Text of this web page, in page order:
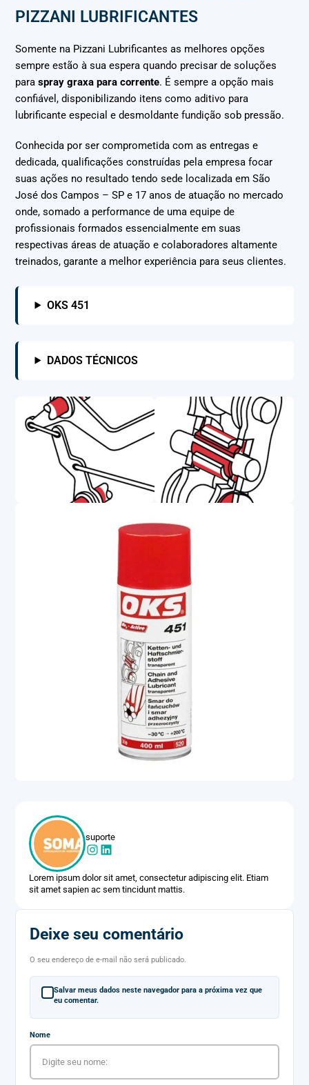
PIZZANI LUBRIFICANTES
Somente na Pizzani Lubrificantes as melhores opções
sempre estão à sua espera quando precisar de soluções
paraspray graxa para corrente. É sempre a opção mais
confiável, disponibilizando itens como aditivo para
lubrificante especial e desmoldante fundição sob pressão.
Conhecida por ser comprometida com as entregas e
dedicada, qualificações construídas pela empresa focar
suas ações no resultado tendo sede localizada em São
José dos Campos – SP e 17 anos de atuação no mercado
onde, somado a performance de uma equipe de
profissionais formados essencialmente em suas
respectivas áreas de atuação e colaboradores altamente
treinados, garante a melhor experiência para seus clientes.
OKS 451
DADOS TÉCNICOS
suporte
Lorem ipsum dolor sit amet, consectetur adipiscing elit. Etiam
sit amet sapien ac sem tincidunt mattis.
Deixe seu comentário
O seu endereço de e-mail não será publicado.
Salvar meus dados neste navegador para a próxima vez que
eu comentar.
Nome